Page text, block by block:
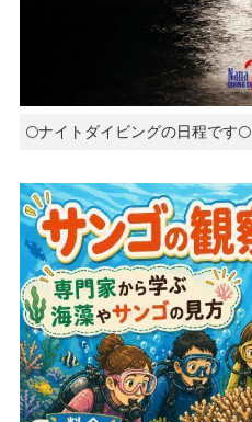
🌕ナイトダイビングの日程です🌕